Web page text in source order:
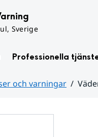
Sverige
Professionella
och varningar
för
varningar